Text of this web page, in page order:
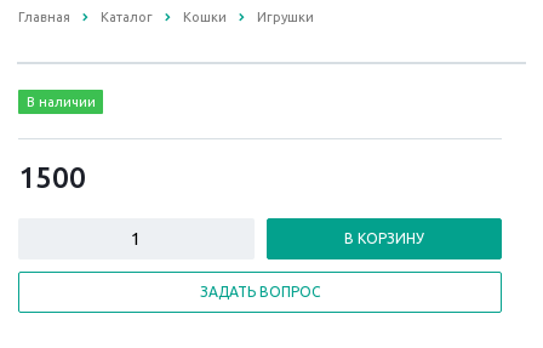
Главная Каталог Кошки Игрушки
В наличии
1500
В КОРЗИНУ
ЗАДАТЬ ВОПРОС